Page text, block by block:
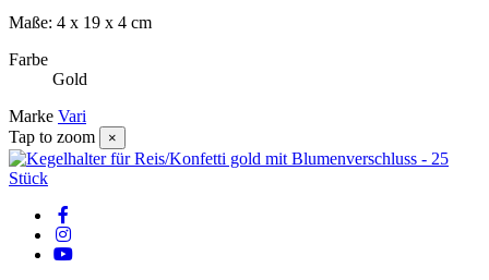
Maße: 4 x 19 x 4 cm
Farbe
Gold
Marke Vari
Tap to zoom
×